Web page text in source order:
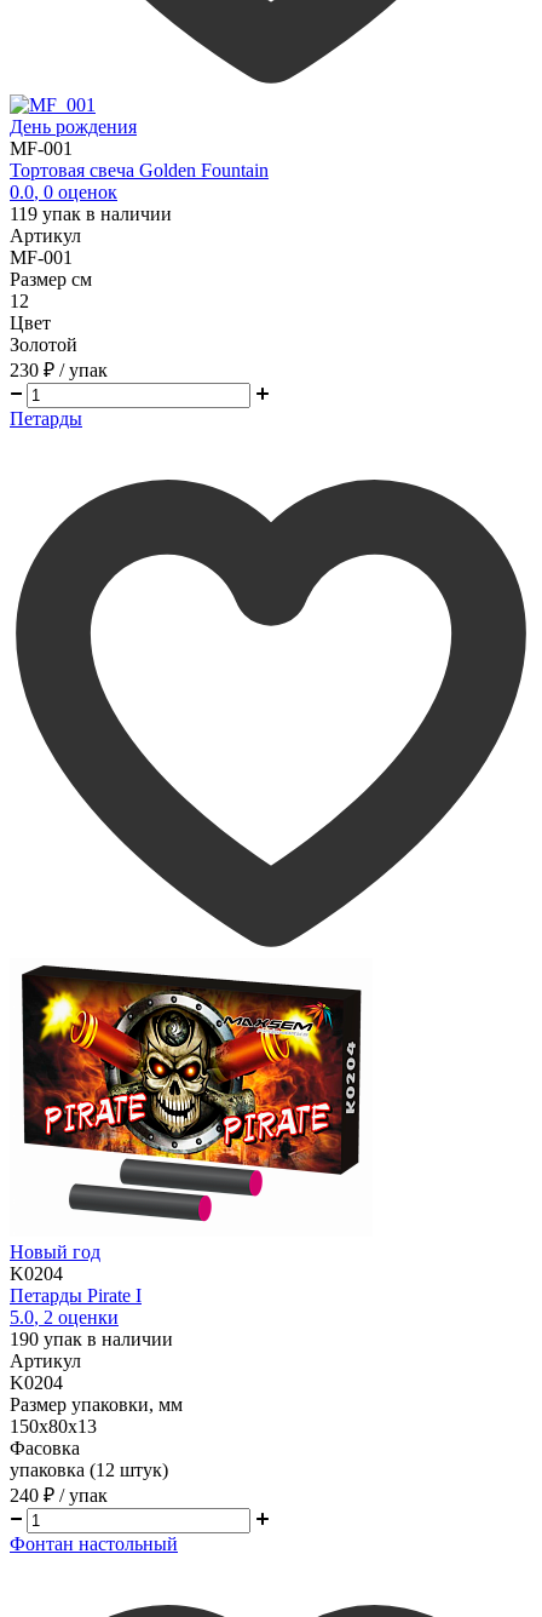
День рождения
MF-001
Тортовая свеча Golden Fountain
0.0, 0 оценок
119 упак в наличии
Артикул
MF-001
Размер см
12
Цвет
Золотой
230 ₽ / упак
Петарды
Новый год
K0204
Петарды Pirate I
5.0, 2 оценки
190 упак в наличии
Артикул
K0204
Размер упаковки, мм
150х80х13
Фасовка
упаковка (12 штук)
240 ₽ / упак
Фонтан настольный